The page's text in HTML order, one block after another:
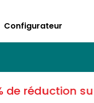
Configurateur
de réduction